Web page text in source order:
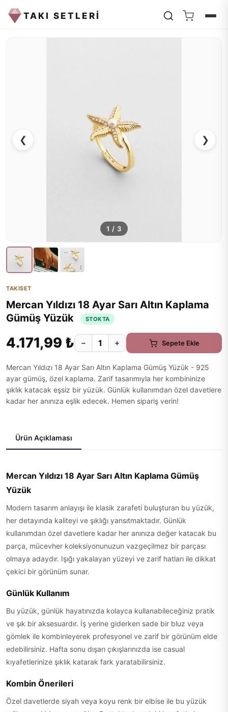
TAKI SETLERİ
❮ ❯
1 / 3
TAKISET
Mercan Yıldızı 18 Ayar Sarı Altın Kaplama
Gümüş Yüzük
STOKTA
4.171,99 ₺ − + Sepete Ekle
Mercan Yıldızı 18 Ayar Sarı Altın Kaplama Gümüş Yüzük - 925
ayar gümüş, özel kaplama. Zarif tasarımıyla her kombininize
şıklık katacak eşsiz bir yüzük. Günlük kullanımdan özel davetlere
kadar her anınıza eşlik edecek. Hemen sipariş verin!
Ürün Açıklaması
Mercan Yıldızı 18 Ayar Sarı Altın Kaplama Gümüş
Yüzük
Modern tasarım anlayışı ile klasik zarafeti buluşturan bu yüzük,
her detayında kaliteyi ve şıklığı yansıtmaktadır. Günlük
kullanımdan özel davetlere kadar her anınıza değer katacak bu
parça, mücevher koleksiyonunuzun vazgeçilmez bir parçası
olmaya adaydır. Işığı yakalayan yüzeyi ve zarif hatları ile dikkat
çekici bir görünüm sunar.
Günlük Kullanım
Bu yüzük, günlük hayatınızda kolayca kullanabileceğiniz pratik
ve şık bir aksesuardır. İş yerine giderken sade bir bluz veya
gömlek ile kombinleyerek profesyonel ve zarif bir görünüm elde
edebilirsiniz. Hafta sonu dışarı çıkışlarınızda ise casual
kıyafetlerinize şıklık katarak fark yaratabilirsiniz.
Kombin Önerileri
Özel davetlerde siyah veya koyu renk bir elbise ile bu yüzük